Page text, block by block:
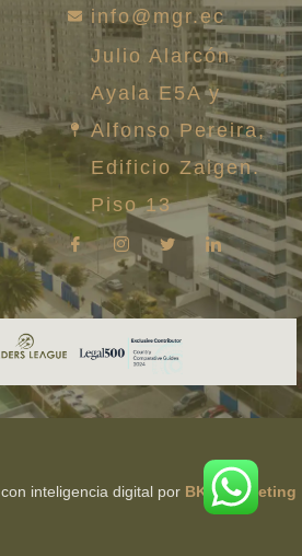
info@mgr.ec
Julio Alarcón
Ayala E5A y
Alfonso Pereira,
Edificio Zaigen.
Piso 13
inteligencia digital por BKB Marketing